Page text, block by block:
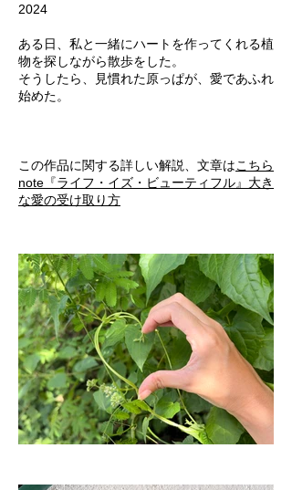
2024
ある日、私と一緒にハートを作ってくれる植
物を探しながら散歩をした。
そうしたら、見慣れた原っぱが、愛であふれ
始めた。
この作品に関する詳しい解説、文章はこちら
note『ライフ・イズ・ビューティフル』大き
な愛の受け取り方